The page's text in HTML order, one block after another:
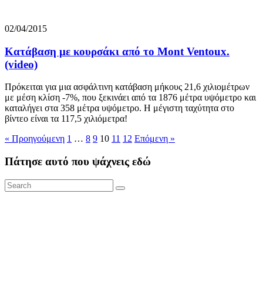
02/04/2015
Κατάβαση με κουρσάκι από το Mont Ventoux.
(video)
Πρόκειται για μια ασφάλτινη κατάβαση μήκους 21,6 χιλιομέτρων
με μέση κλίση -7%, που ξεκινάει από τα 1876 μέτρα υψόμετρο και
καταλήγει στα 358 μέτρα υψόμετρο. Η μέγιστη ταχύτητα στο
βίντεο είναι τα 117,5 χιλιόμετρα!
« Προηγούμενη 1 … 8 9 10 11 12 Επόμενη »
Πάτησε αυτό που ψάχνεις εδώ
Search
for:
Search